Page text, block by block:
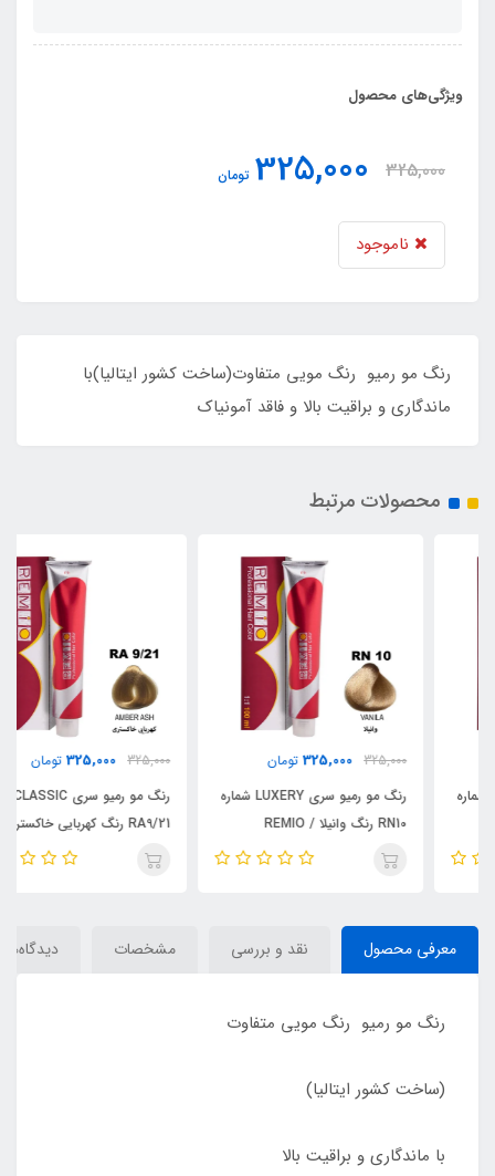
ویژگی‌های محصول
325,000
325,000 تومان
ناموجود
رنگ مو رمیو رنگ مویی متفاوت(ساخت کشور ایتالیا)با
ماندگاری و براقیت بالا و فاقد آمونیاک
محصولات مرتبط
325,000 تومان
رنگ مو رمیو سری LUXERY شماره
325,000 تومان
رنگ مو رمیو سری CLASSIC شماره
RA9/21 رنگ کهربایی خاکستری /
REMIO
معرفی محصول نقد و بررسی مشخصات دیدگاه‌ها
رنگ مو رمیو رنگ مویی متفاوت
(ساخت کشور ایتالیا)
با ماندگاری و براقیت بالا